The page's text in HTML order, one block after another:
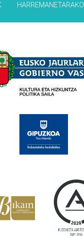
HARREMANETARAKO